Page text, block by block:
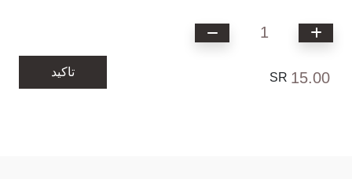
1
15.00
SR تاكيد